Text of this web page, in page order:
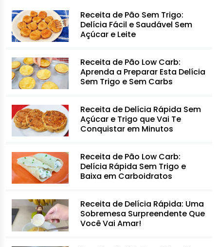
Receita de Pão Sem Trigo:
Delícia Fácil e Saudável Sem
Açúcar e Leite
Receita de Pão Low Carb:
Aprenda a Preparar Esta Delícia
Sem Trigo e Sem Carbs
Receita de Delícia Rápida Sem
Açúcar e Trigo que Vai Te
Conquistar em Minutos
Receita de Pão Low Carb:
Delícia Rápida Sem Trigo e
Baixa em Carboidratos
Receita de Delícia Rápida: Uma
Sobremesa Surpreendente Que
Você Vai Amar!